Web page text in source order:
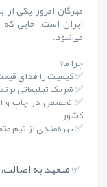
مهرگان امروز یکی
ایران است؛ جایی
می‌شود.
چرا ما؟
✅ کیفیت را فدای
✅ شریک تبلیغاتی
✅ تخصص در چاپ و
کشور
✅ بهره‌مندی از تیم
✅ متعهد به